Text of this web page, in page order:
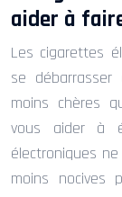
aider à
Les cigarettes
se débarrasser
moins chères
vous aider à
électroniques
moins nocives